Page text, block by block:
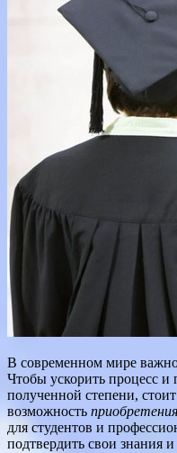
В современном мире
Чтобы ускорить процесс
полученной степени,
возможность
для студентов и
подтвердить свои знания